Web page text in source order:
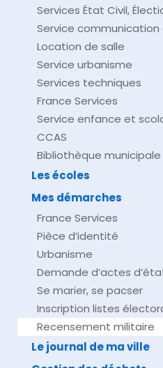
Services État Civil,
Service
Location de salle
Service urbanisme
Services techniques
France Services
Service enfance et
CCAS
Bibliothèque municipale
Les écoles
Mes démarches
France Services
Pièce d’identité
Urbanisme
Demande d’actes
Se marier, se pacser
Inscription listes
Recensement militaire
Le journal de ma ville